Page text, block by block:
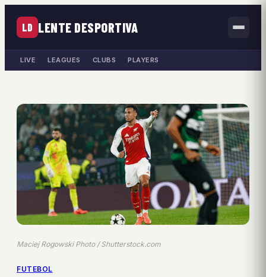
LD LENTE DESPORTIVA
LIVE LEAGUES CLUBS PLAYERS
Maciej Rogowski Photo / Shutterstock.com
FUTEBOL